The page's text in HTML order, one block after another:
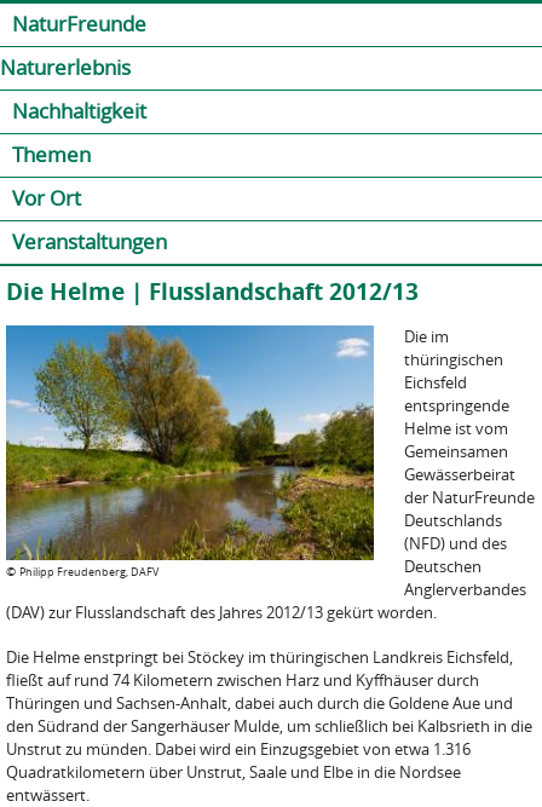
NaturFreunde
Naturerlebnis
Nachhaltigkeit
Themen
Vor Ort
Veranstaltungen
Die Helme | Flusslandschaft 2012/13
© Philipp Freudenberg, DAFV
Die im
thüringischen
Eichsfeld
entspringende
Helme ist vom
Gemeinsamen
Gewässerbeirat
der NaturFreunde
Deutschlands
(NFD) und des
Deutschen
Anglerverbandes
(DAV) zur Flusslandschaft des Jahres 2012/13 gekürt worden.
Die Helme enstpringt bei Stöckey im thüringischen Landkreis Eichsfeld,
fließt auf rund 74 Kilometern zwischen Harz und Kyffhäuser durch
Thüringen und Sachsen-Anhalt, dabei auch durch die Goldene Aue und
den Südrand der Sangerhäuser Mulde, um schließlich bei Kalbsrieth in die
Unstrut zu münden. Dabei wird ein Einzugsgebiet von etwa 1.316
Quadratkilometern über Unstrut, Saale und Elbe in die Nordsee
entwässert.